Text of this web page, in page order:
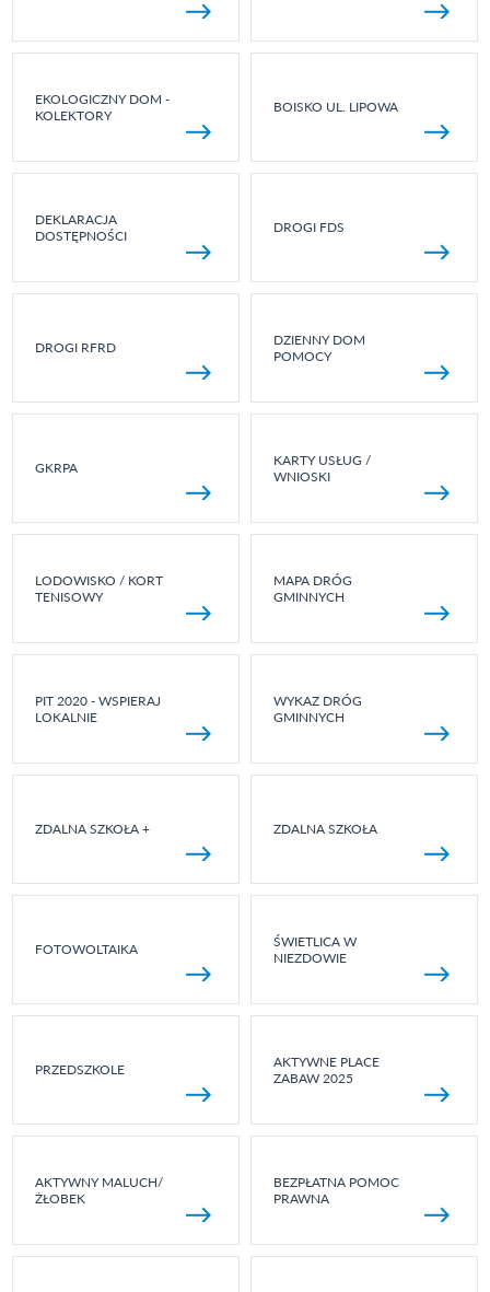
EKOLOGICZNY DOM -
KOLEKTORY
BOISKO UL. LIPOWA
DEKLARACJA
DOSTĘPNOŚCI
DROGI FDS
DROGI RFRD
DZIENNY DOM
POMOCY
GKRPA
KARTY USŁUG /
WNIOSKI
LODOWISKO / KORT
TENISOWY
MAPA DRÓG
GMINNYCH
PIT 2020 - WSPIERAJ
LOKALNIE
WYKAZ DRÓG
GMINNYCH
ZDALNA SZKOŁA + ZDALNA SZKOŁA
FOTOWOLTAIKA
ŚWIETLICA W
NIEZDOWIE
PRZEDSZKOLE
AKTYWNE PLACE
ZABAW 2025
AKTYWNY MALUCH/
ŻŁOBEK
BEZPŁATNA POMOC
PRAWNA